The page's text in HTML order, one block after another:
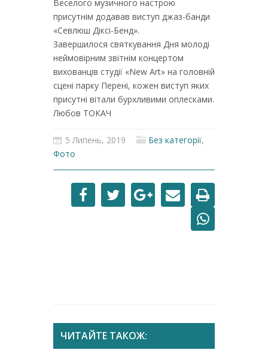
Веселого музичного настрою
присутнім додавав виступ джаз-банди
«Севлюш Діксі-Бенд».
Завершилося святкування Дня молоді
неймовірним звітнім концертом
вихованців студії «New Art» на головній
сцені парку Перені, кожен виступ яких
присутні вітали бурхливими оплесками.
Любов ТОКАЧ
5 Липень, 2019 Без категорії,
Фото
ЧИТАЙТЕ ТАКОЖ: